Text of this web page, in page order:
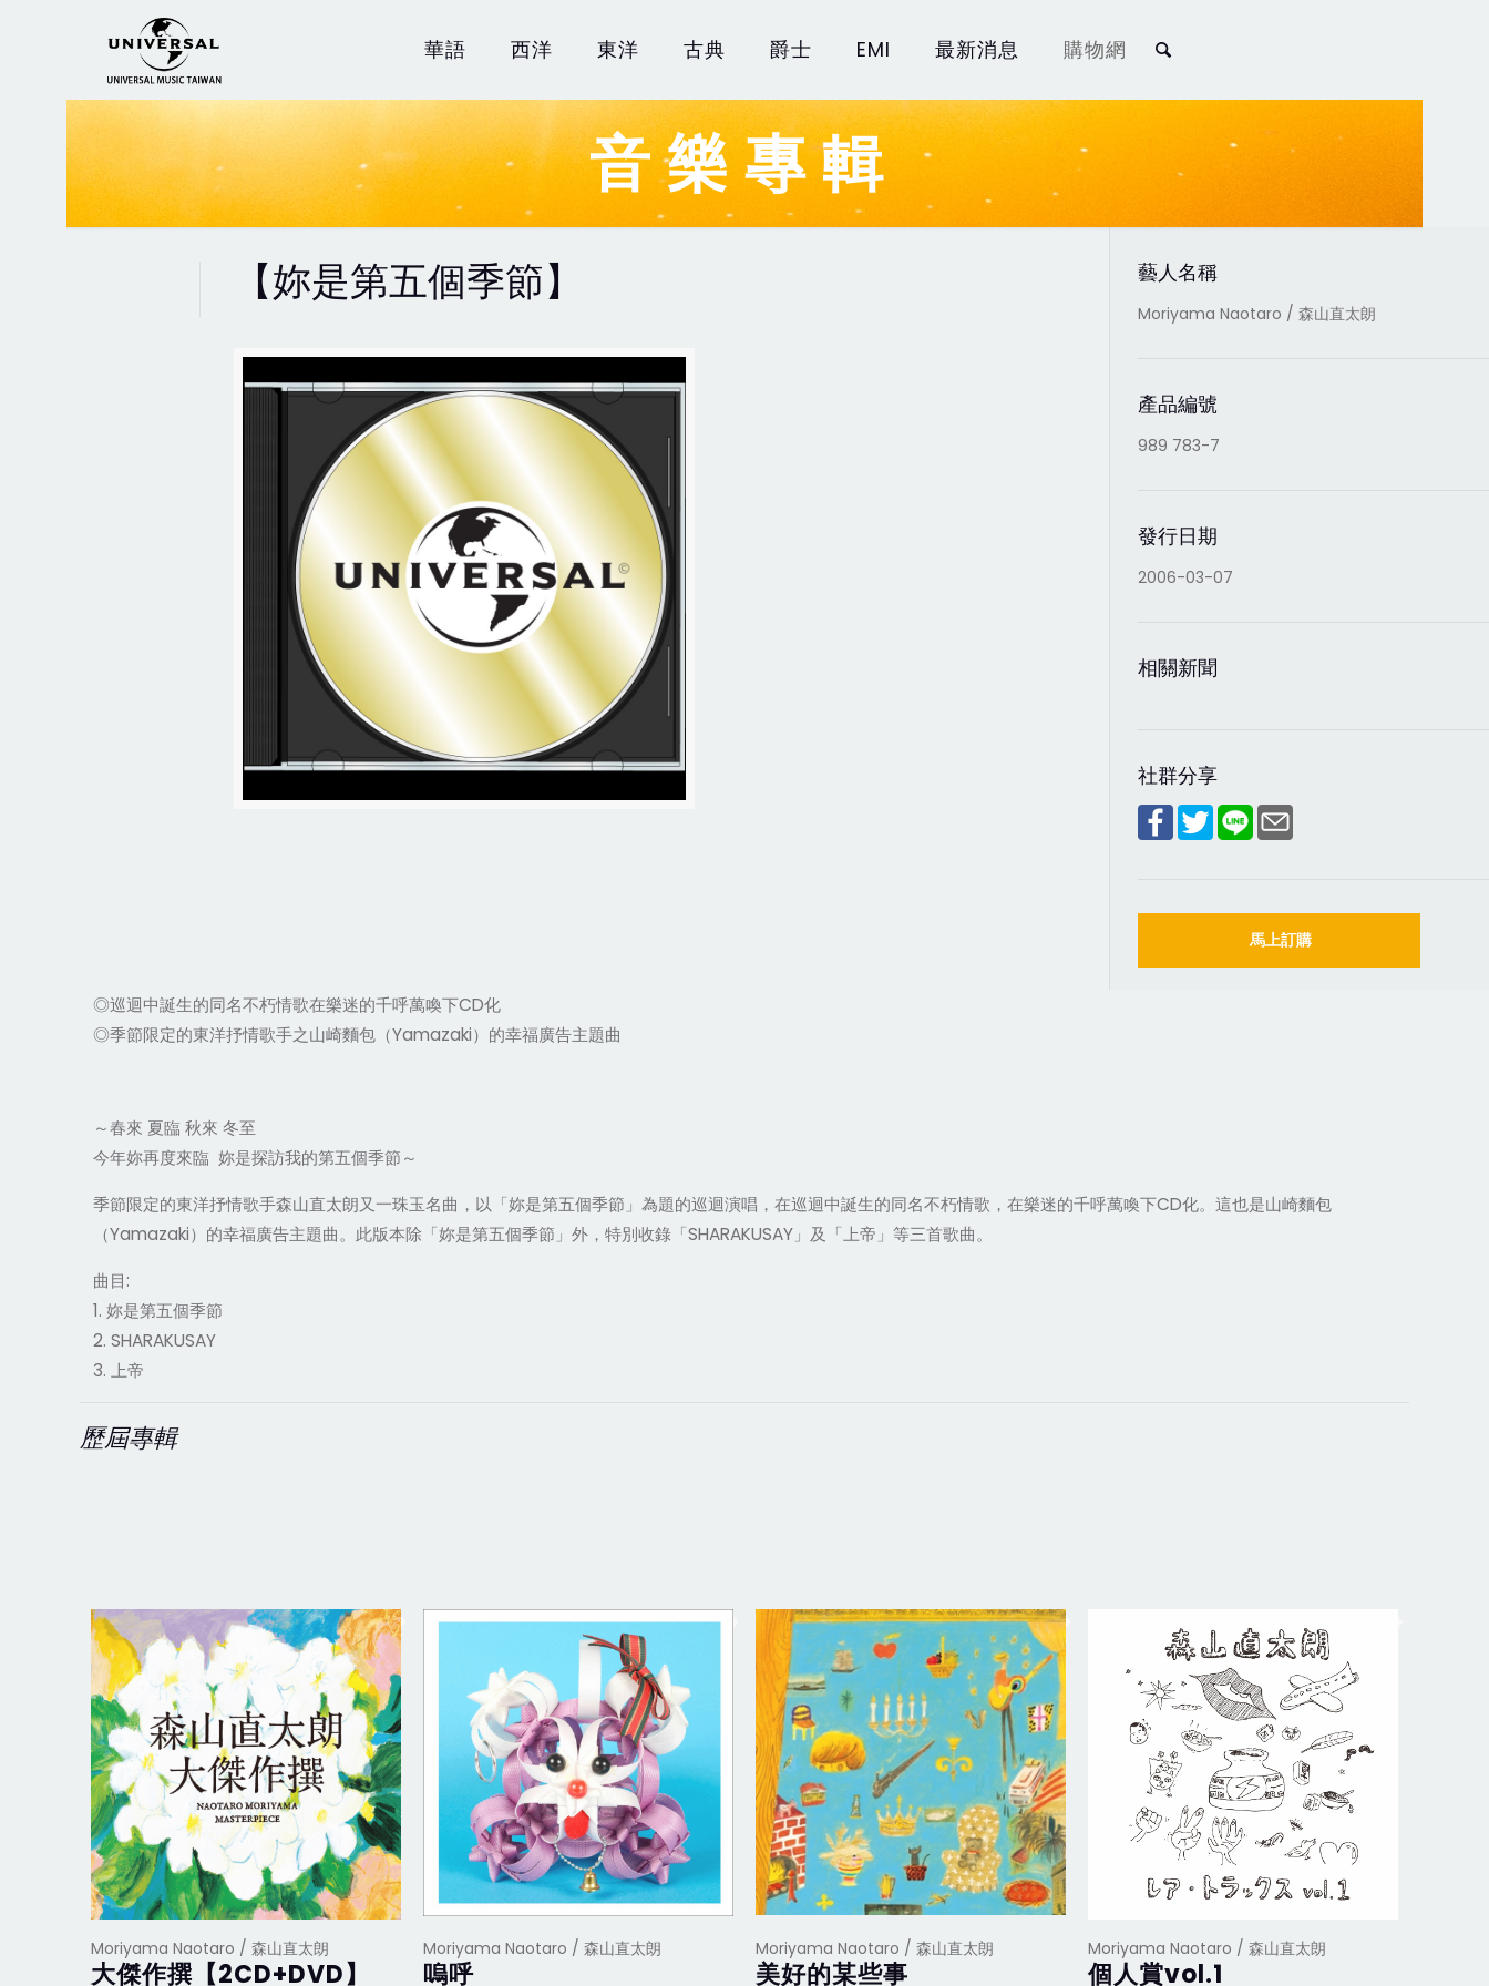
華語 西洋 東洋 古典 爵士 EMI 最新消息 購物網
音樂專輯
【妳是第五個季節】 藝人名稱
Moriyama Naotaro / 森山直太朗
產品編號
989 783-7
發行日期
2006-03-07
相關新聞
社群分享
馬上訂購
◎巡迴中誕生的同名不朽情歌在樂迷的千呼萬喚下CD化
◎季節限定的東洋抒情歌手之山崎麵包（Yamazaki）的幸福廣告主題曲
～春來 夏臨 秋來 冬至
今年妳再度來臨 妳是探訪我的第五個季節～
季節限定的東洋抒情歌手森山直太朗又一珠玉名曲，以「妳是第五個季節」為題的巡迴演唱，在巡迴中誕生的同名不朽情歌，在樂迷的千呼萬喚下CD化。這也是山崎麵包
（Yamazaki）的幸福廣告主題曲。此版本除「妳是第五個季節」外，特別收錄「SHARAKUSAY」及「上帝」等三首歌曲。
曲目:
1. 妳是第五個季節
2. SHARAKUSAY
3. 上帝
歷屆專輯
Moriyama Naotaro / 森山直太朗
大傑作撰【2CD+DVD】
Moriyama Naotaro / 森山直太朗
嗚呼
Moriyama Naotaro / 森山直太朗
美好的某些事
Moriyama Naotaro / 森山直太朗
個人賞vol.1